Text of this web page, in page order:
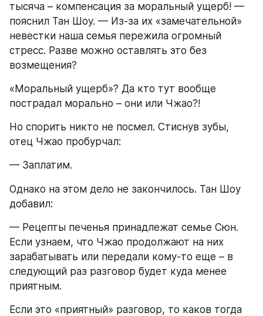
тысяча – компенсация за моральный ущерб! —
пояснил Тан Шоу. — Из-за их «замечательной»
невестки наша семья пережила огромный
стресс. Разве можно оставлять это без
возмещения?
«Моральный ущерб»? Да кто тут вообще
пострадал морально – они или Чжао?!
Но спорить никто не посмел. Стиснув зубы,
отец Чжао пробурчал:
— Заплатим.
Однако на этом дело не закончилось. Тан Шоу
добавил:
— Рецепты печенья принадлежат семье Сюн.
Если узнаем, что Чжао продолжают на них
зарабатывать или передали кому-то еще – в
следующий раз разговор будет куда менее
приятным.
Если это «приятный» разговор, то каков тогда